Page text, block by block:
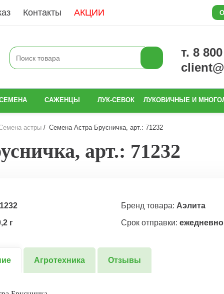
Контакты АКЦИИ
т. 8
САЖЕНЦЫ ЛУК-СЕВОК ЛУКОВИЧНЫЕ И
астры Семена Астра Брусничка, арт.: 71232
арт.: 71232
Бренд товара: Аэлита
г
Срок отправки: ежедневно
Агротехника Отзывы